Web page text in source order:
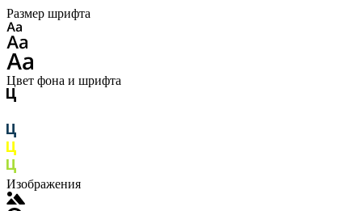
Размер шрифта
Цвет фона и шрифта
Изображения